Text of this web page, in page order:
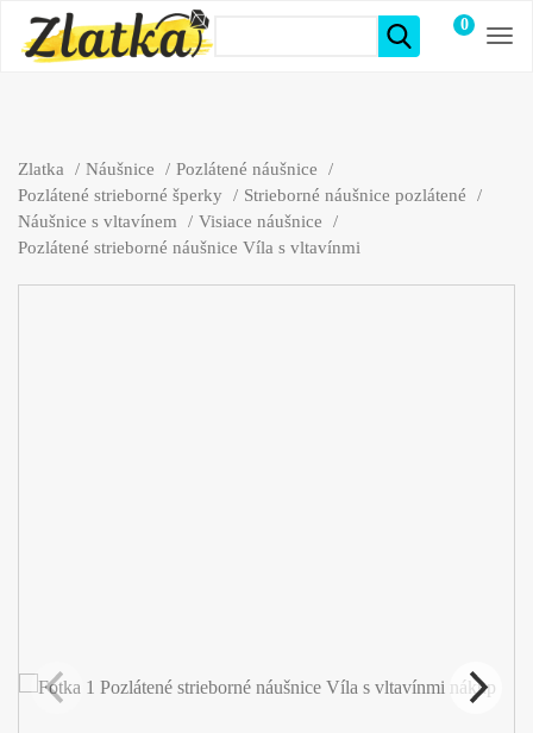
0
položiek
Zlatka Náušnice
Pozlátené náušnice
Pozlátené strieborné šperky
Strieborné náušnice pozlátené
Náušnice s vltavínem
Visiace náušnice
Pozlátené strieborné náušnice Víla s vltavínmi